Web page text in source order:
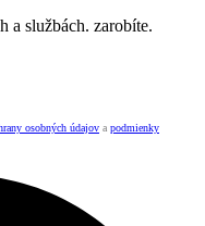
a službách. zarobíte.
osobných údajov a podmienky